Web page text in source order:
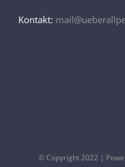
Kontakt:
© Copyright 2022 |